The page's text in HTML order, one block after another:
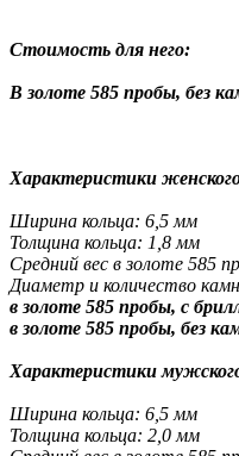
Стоимость для него:
В золоте 585 пробы, без
Характеристики
Ширина кольца: 6,5 мм
Толщина кольца: 1,8 мм
Средний вес в золоте 585
Диаметр и количество
в золоте 585 пробы, с
в золоте 585 пробы, без
Характеристики
Ширина кольца: 6,5 мм
Толщина кольца: 2,0 мм